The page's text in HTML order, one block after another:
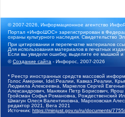
© 2007-2026, Информационное агентство
Портал «ИнфоШОС» зарегистрирован в
охраны культурного наследия. Свидетельство
При цитировании и перепечатке материалов
Для использования материалов в печатных
Если вы увидели ошибку, выделите ее мышкой
©Создание сайта - Инфорос, 2007-2026
* Реестр иностранных средств массовой
Голос Америки, Idel.Реалии, Кавказ.Реалии,
Людмила Алексеевна, Маркелов Сергей
Александрович, Маняхин Петр Борисович,
Гройсман Софья Романовна, Рождественский
Шмагун Олеся Валентиновна, Мароховская
редактор 2021, Вега 2021
Источник: https://minjust.gov.ru/ru/documents/7755/